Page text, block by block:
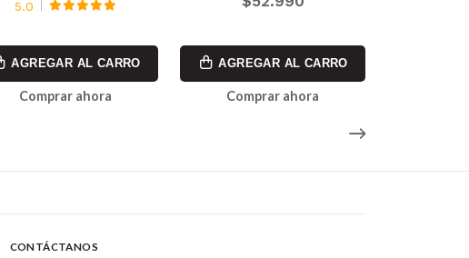
5.0
AGREGAR AL CARRO
Comprar ahora
AGREGAR AL CARRO
Comprar ahora
CONTÁCTANOS